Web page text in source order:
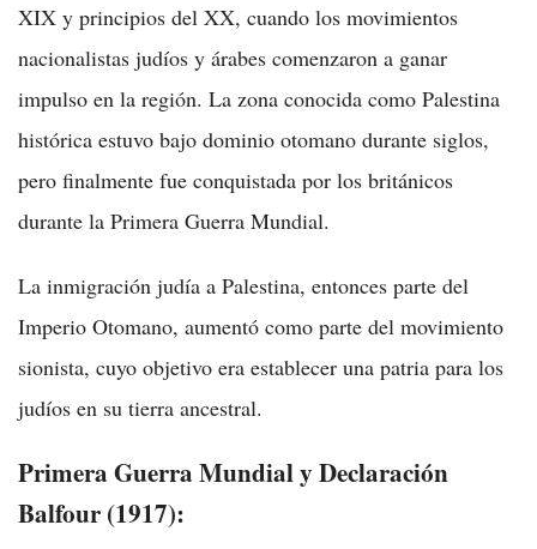
XIX y principios del XX, cuando los movimientos
nacionalistas judíos y árabes comenzaron a ganar
impulso en la región. La zona conocida como Palestina
histórica estuvo bajo dominio otomano durante siglos,
pero finalmente fue conquistada por los británicos
durante la Primera Guerra Mundial.
La inmigración judía a Palestina, entonces parte del
Imperio Otomano, aumentó como parte del movimiento
sionista, cuyo objetivo era establecer una patria para los
judíos en su tierra ancestral.
Primera Guerra Mundial y Declaración
Balfour (1917):